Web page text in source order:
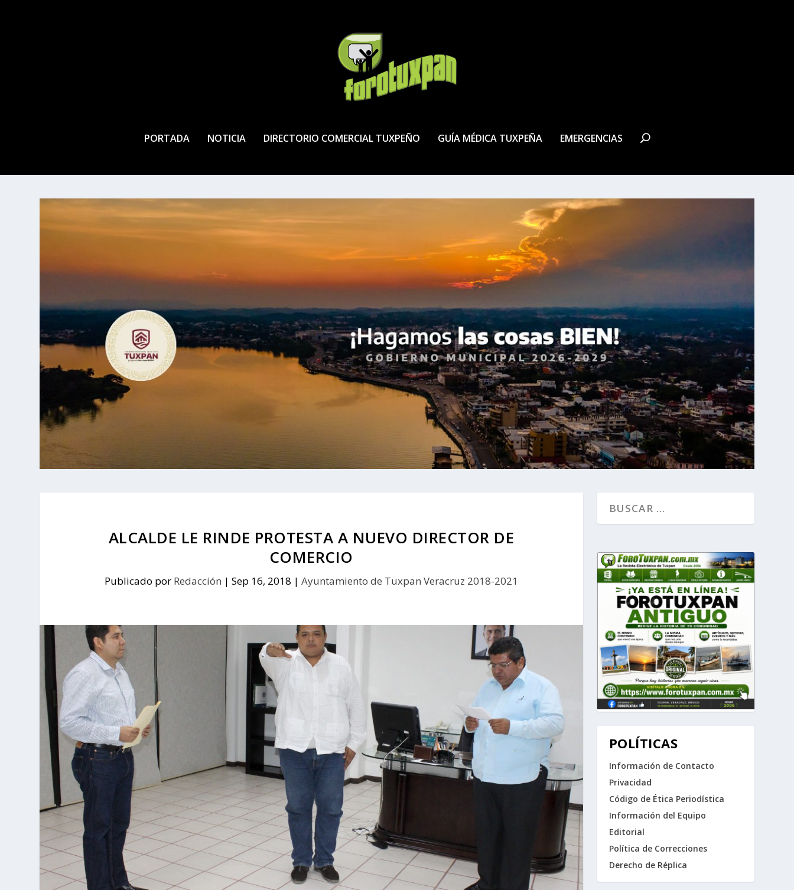
PORTADA NOTICIA DIRECTORIO COMERCIAL TUXPEÑO GUÍA MÉDICA TUXPEÑA EMERGENCIAS
ALCALDE LE RINDE PROTESTA A NUEVO DIRECTOR DE
COMERCIO
Publicado por Redacción | Sep 16, 2018 | Ayuntamiento de Tuxpan Veracruz 2018-2021
POLÍTICAS
Información de Contacto
Privacidad
Código de Ética Periodística
Información del Equipo
Editorial
Política de Correcciones
Derecho de Réplica